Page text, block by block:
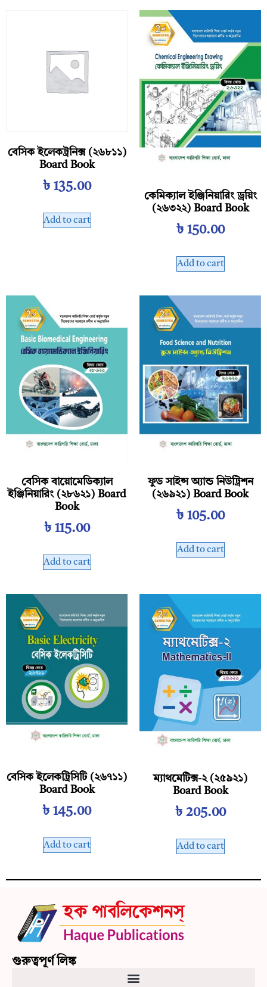
বেসিক ইলেকট্রনিক্স (২৬৮১১)
Board Book
৳ 135.00
Add to cart
কেমিক্যাল ইঞ্জিনিয়ারিং ড্রয়িং
(২৬৩২২) Board Book
৳ 150.00
Add to cart
বেসিক বায়োমেডিক্যাল
ইঞ্জিনিয়ারিং (২৮৬২১) Board
Book
৳ 115.00
Add to cart
ফুড সাইন্স অ্যান্ড নিউট্রিশন
(২৬৯২১) Board Book
৳ 105.00
Add to cart
বেসিক ইলেকট্রিসিটি (২৬৭১১)
Board Book
৳ 145.00
Add to cart
ম্যাথমেটিক্স-২ (২৫৯২১)
Board Book
৳ 205.00
Add to cart
গুরুত্বপূর্ণ লিঙ্ক